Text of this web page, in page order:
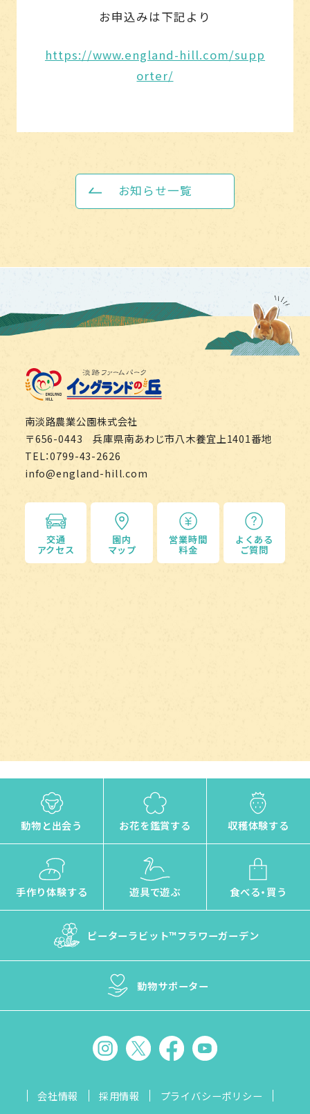
お申込みは下記より
https://www.england-hill.com/supp
orter/
お知らせ一覧
南淡路農業公園株式会社
〒656-0443 兵庫県南あわじ市八木養宜上1401番地
TEL：0799-43-2626
info@england-hill.com
交通
アクセス
園内
マップ
営業時間
料金
よくある
ご質問
動物と出会う お花を鑑賞する 収穫体験する
手作り体験する 遊具で遊ぶ 食べる・買う
ピーターラビット™フラワーガーデン
動物サポーター
会社情報 採用情報 プライバシーポリシー